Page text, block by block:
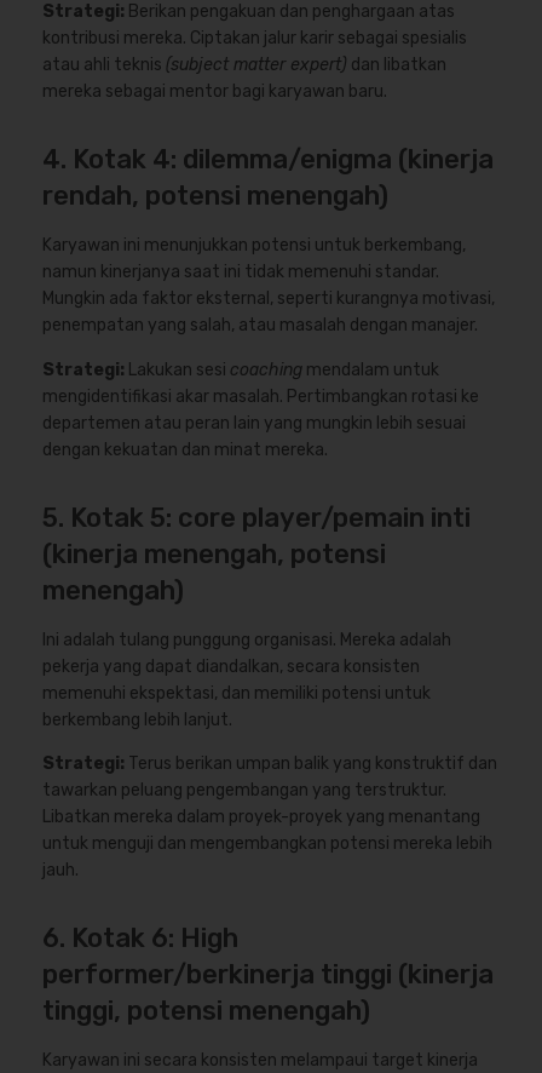
Strategi: Berikan pengakuan dan penghargaan atas
kontribusi mereka. Ciptakan jalur karir sebagai spesialis
atau ahli teknis (subject matter expert) dan libatkan
mereka sebagai mentor bagi karyawan baru.
4. Kotak 4: dilemma/enigma (kinerja
rendah, potensi menengah)
Karyawan ini menunjukkan potensi untuk berkembang,
namun kinerjanya saat ini tidak memenuhi standar.
Mungkin ada faktor eksternal, seperti kurangnya motivasi,
penempatan yang salah, atau masalah dengan manajer.
Strategi: Lakukan sesi coaching mendalam untuk
mengidentifikasi akar masalah. Pertimbangkan rotasi ke
departemen atau peran lain yang mungkin lebih sesuai
dengan kekuatan dan minat mereka.
5. Kotak 5: core player/pemain inti
(kinerja menengah, potensi
menengah)
Ini adalah tulang punggung organisasi. Mereka adalah
pekerja yang dapat diandalkan, secara konsisten
memenuhi ekspektasi, dan memiliki potensi untuk
berkembang lebih lanjut.
Strategi: Terus berikan umpan balik yang konstruktif dan
tawarkan peluang pengembangan yang terstruktur.
Libatkan mereka dalam proyek-proyek yang menantang
untuk menguji dan mengembangkan potensi mereka lebih
jauh.
6. Kotak 6: High
performer/berkinerja tinggi (kinerja
tinggi, potensi menengah)
Karyawan ini secara konsisten melampaui target kinerja